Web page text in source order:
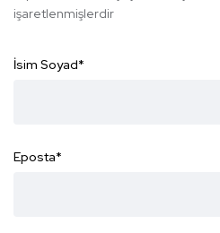
işaretlenmişlerdir
İsim Soyad*
Eposta*